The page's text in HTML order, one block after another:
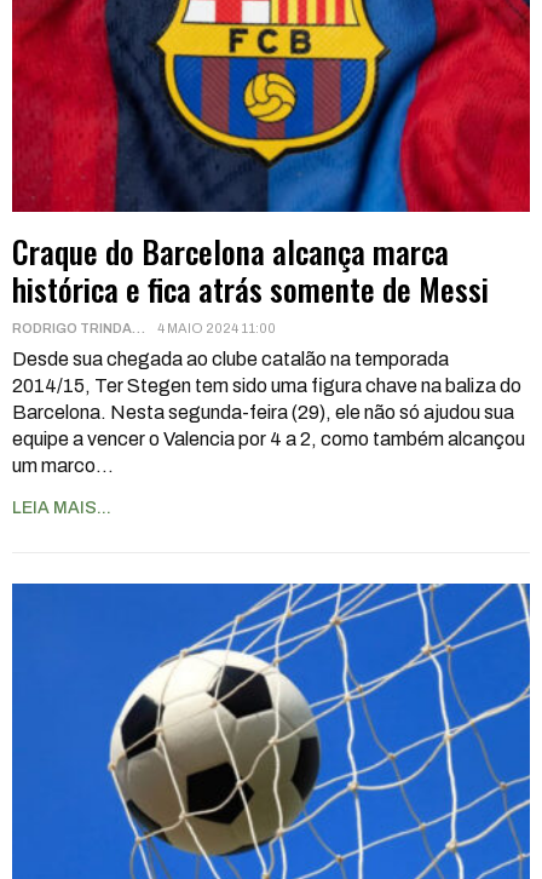
Craque do Barcelona alcança marca
histórica e fica atrás somente de Messi
RODRIGO TRINDADE 4 MAIO 2024 11:00
Desde sua chegada ao clube catalão na temporada
2014/15, Ter Stegen tem sido uma figura chave na baliza do
Barcelona. Nesta segunda-feira (29), ele não só ajudou sua
equipe a vencer o Valencia por 4 a 2, como também alcançou
um marco…
LEIA MAIS...